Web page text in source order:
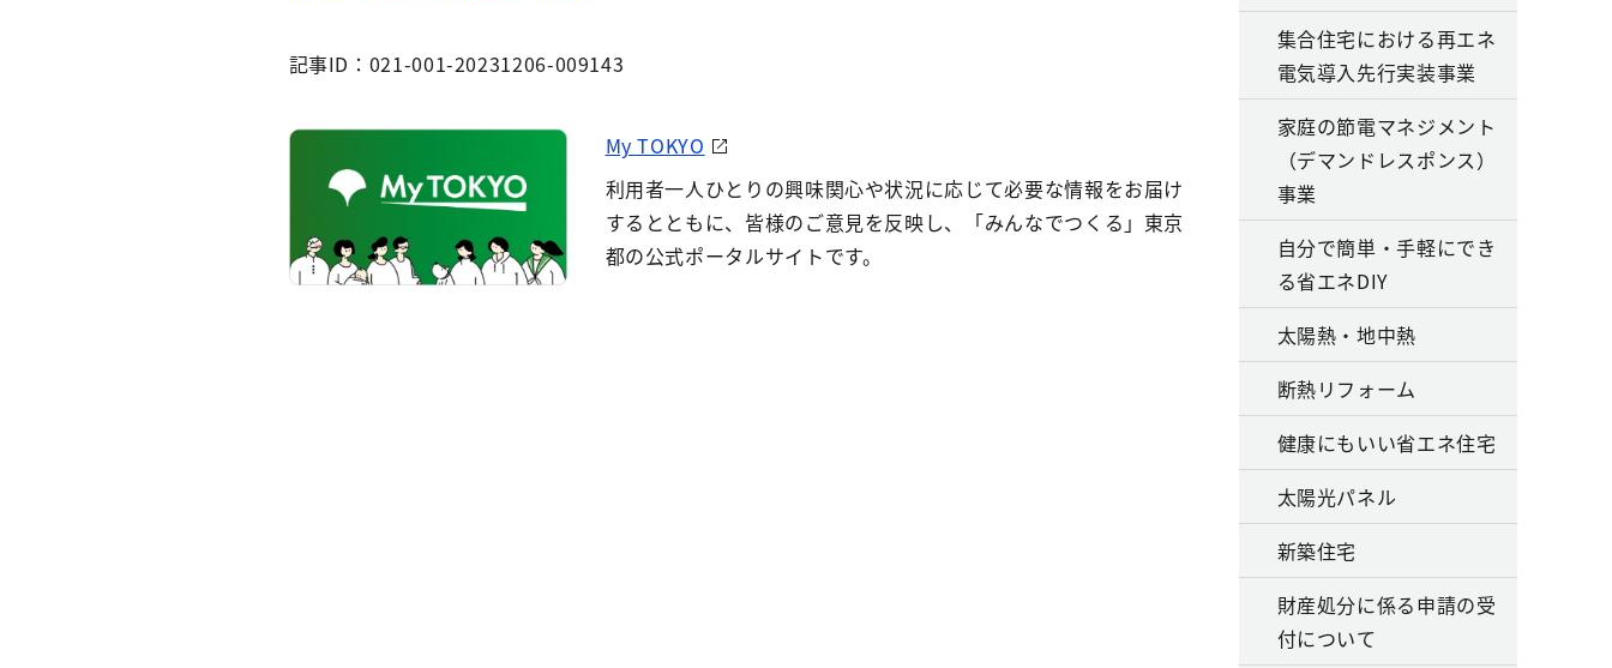
記事ID：021-001-20231206-009143
My TOKYO
利用者一人ひとりの興味関心や状況に応じて必要な情報をお届け
するとともに、皆様のご意見を反映し、「みんなでつくる」東京
都の公式ポータルサイトです。
集合住宅における再エネ
電気導入先行実装事業
家庭の節電マネジメント
（デマンドレスポンス）
事業
自分で簡単・手軽にでき
る省エネDIY
太陽熱・地中熱
断熱リフォーム
健康にもいい省エネ住宅
太陽光パネル
新築住宅
財産処分に係る申請の受
付について